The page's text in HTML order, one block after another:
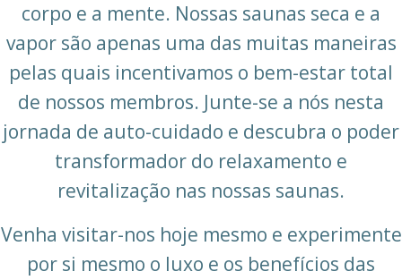
corpo e a mente. Nossas saunas seca e a
vapor são apenas uma das muitas maneiras
pelas quais incentivamos o bem-estar total
de nossos membros. Junte-se a nós nesta
jornada de auto-cuidado e descubra o poder
transformador do relaxamento e
revitalização nas nossas saunas.
Venha visitar-nos hoje mesmo e experimente
por si mesmo o luxo e os benefícios das